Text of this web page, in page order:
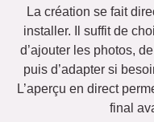
La création se fait
installer. Il suffit de
d’ajouter les photos,
puis d’adapter si
L’aperçu en direct
final